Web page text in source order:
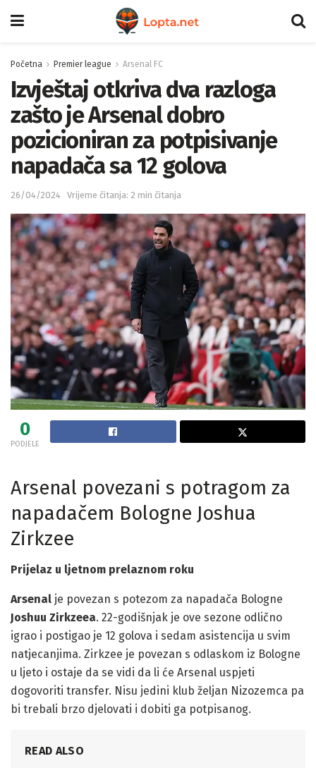
Početna Premier league Arsenal FC
Izvještaj otkriva dva razloga
zašto je Arsenal dobro
pozicioniran za potpisivanje
napadača sa 12 golova
26/04/2024 Vrijeme čitanja: 2 min čitanja
0
PODJELE
Arsenal povezani s potragom za
napadačem Bologne Joshua
Zirkzee
Prijelaz u ljetnom prelaznom roku
Arsenal je povezan s potezom za napadača Bologne
Joshuu Zirkzeea. 22-godišnjak je ove sezone odlično
igrao i postigao je 12 golova i sedam asistencija u svim
natjecanjima. Zirkzee je povezan s odlaskom iz Bologne
u ljeto i ostaje da se vidi da li će Arsenal uspjeti
dogovoriti transfer. Nisu jedini klub željan Nizozemca pa
bi trebali brzo djelovati i dobiti ga potpisanog.
READ ALSO